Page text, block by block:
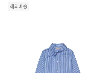
해외배송